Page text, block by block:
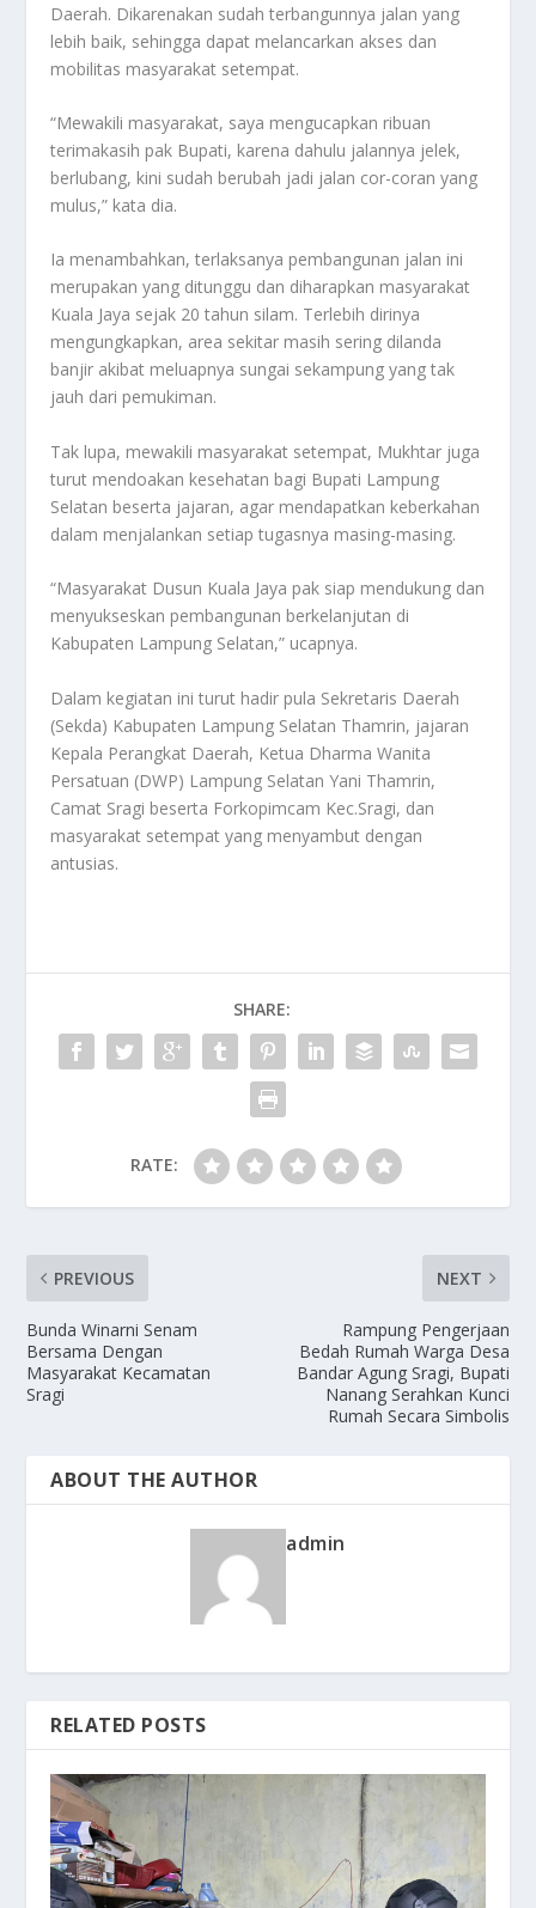
Daerah. Dikarenakan sudah terbangunnya jalan yang
lebih baik, sehingga dapat melancarkan akses dan
mobilitas masyarakat setempat.
“Mewakili masyarakat, saya mengucapkan ribuan
terimakasih pak Bupati, karena dahulu jalannya jelek,
berlubang, kini sudah berubah jadi jalan cor-coran yang
mulus,” kata dia.
Ia menambahkan, terlaksanya pembangunan jalan ini
merupakan yang ditunggu dan diharapkan masyarakat
Kuala Jaya sejak 20 tahun silam. Terlebih dirinya
mengungkapkan, area sekitar masih sering dilanda
banjir akibat meluapnya sungai sekampung yang tak
jauh dari pemukiman.
Tak lupa, mewakili masyarakat setempat, Mukhtar juga
turut mendoakan kesehatan bagi Bupati Lampung
Selatan beserta jajaran, agar mendapatkan keberkahan
dalam menjalankan setiap tugasnya masing-masing.
“Masyarakat Dusun Kuala Jaya pak siap mendukung dan
menyukseskan pembangunan berkelanjutan di
Kabupaten Lampung Selatan,” ucapnya.
Dalam kegiatan ini turut hadir pula Sekretaris Daerah
(Sekda) Kabupaten Lampung Selatan Thamrin, jajaran
Kepala Perangkat Daerah, Ketua Dharma Wanita
Persatuan (DWP) Lampung Selatan Yani Thamrin,
Camat Sragi beserta Forkopimcam Kec.Sragi, dan
masyarakat setempat yang menyambut dengan
antusias.
SHARE:
RATE:
PREVIOUS
Bunda Winarni Senam
Bersama Dengan
Masyarakat Kecamatan
Sragi
NEXT
Rampung Pengerjaan
Bedah Rumah Warga Desa
Bandar Agung Sragi, Bupati
Nanang Serahkan Kunci
Rumah Secara Simbolis
ABOUT THE AUTHOR
admin
RELATED POSTS